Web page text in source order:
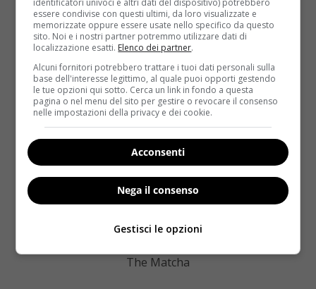
E, è facilissimo da preparare: basta mettere
nell’estrattore 100 millimetri di acqua e 30 di erba di
grano fresca.
The Matcha
identificatori univoci e altri dati del dispositivo) potrebbero
essere condivise con questi ultimi, da loro visualizzate e
memorizzate oppure essere usate nello specifico da questo
sito. Noi e i nostri partner potremmo utilizzare dati di
localizzazione esatti. Elenco dei partner.
Alcuni fornitori potrebbero trattare i tuoi dati personali sulla
base dell'interesse legittimo, al quale puoi opporti gestendo
le tue opzioni qui sotto. Cerca un link in fondo a questa
pagina o nel menu del sito per gestire o revocare il consenso
nelle impostazioni della privacy e dei cookie.
Acconsenti
Nega il consenso
Gestisci le opzioni